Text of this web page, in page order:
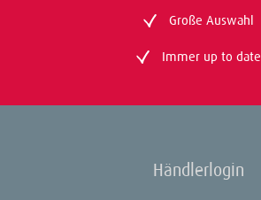
Große Auswahl
Immer up to date
Händlerlogin